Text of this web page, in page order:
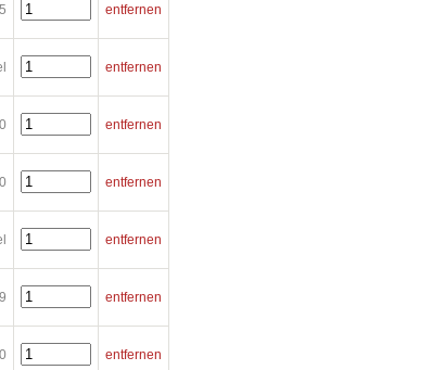
entfernen
entfernen
entfernen
entfernen
entfernen
entfernen
entfernen